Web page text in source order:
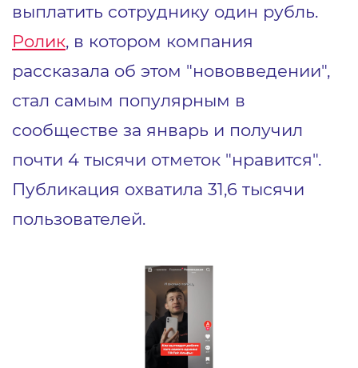
выплатить сотруднику один рубль.
Ролик, в котором компания
рассказала об этом "нововведении",
стал самым популярным в
сообществе за январь и получил
почти 4 тысячи отметок "нравится".
Публикация охватила 31,6 тысячи
пользователей.